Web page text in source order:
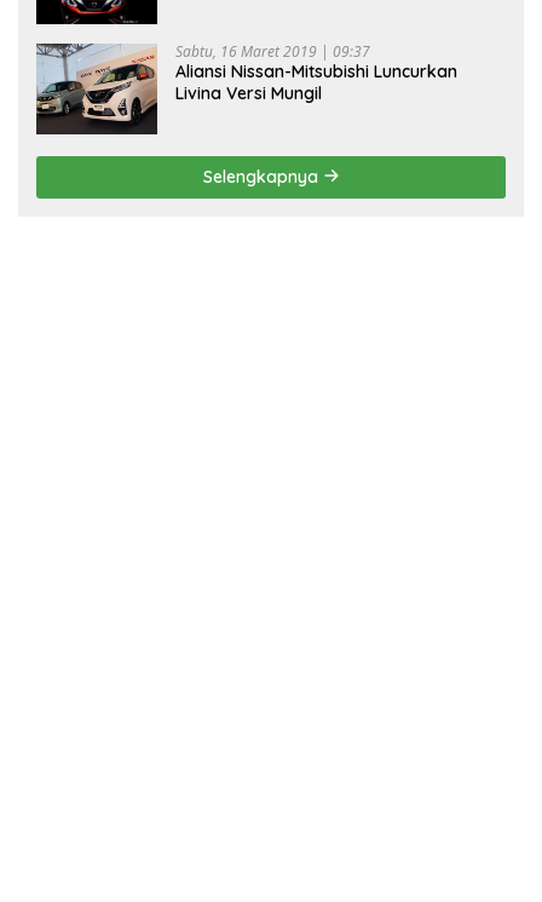
Sabtu, 16 Maret 2019 | 09:37
Aliansi Nissan-Mitsubishi Luncurkan
Livina Versi Mungil
Selengkapnya